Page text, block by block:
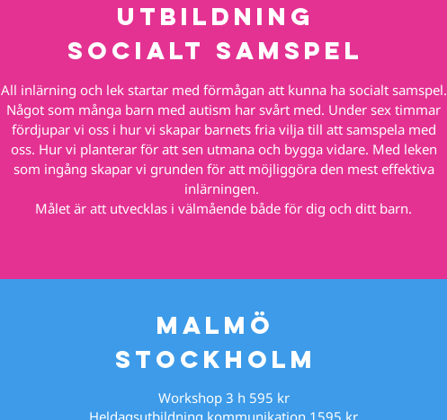
utbildning
socialt samspel
All inlärning och lek startar med förmågan att kunna ha socialt samspel.
Något som många barn med autism har svårt med. Under sex timmar
fördjupar vi oss i hur vi skapar barnets fria vilja till att samspela med
oss. Hur vi planterar för att sen utmana och bygga vidare. Med leken
som ingång skapar vi grunden för att möjliggöra den mest effektiva
inlärningen.
Målet är att utvecklas i välmående både för dig och ditt barn.
Malmö
stockholm
Workshop 3 h 595 kr
Heldagsutbildning kommunikation 1595 kr